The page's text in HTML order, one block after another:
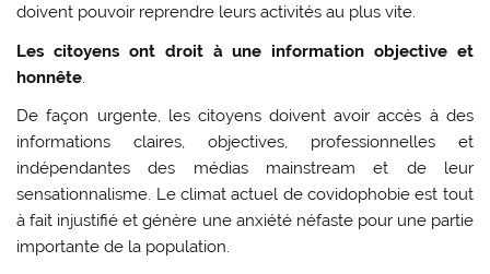
doivent pouvoir reprendre leurs activités au plus vite.
Les citoyens ont droit à une information objective et
honnête.
De façon urgente, les citoyens doivent avoir accès à des
informations claires, objectives, professionnelles et
indépendantes des médias mainstream et de leur
sensationnalisme. Le climat actuel de covidophobie est tout
à fait injustifié et génère une anxiété néfaste pour une partie
importante de la population.